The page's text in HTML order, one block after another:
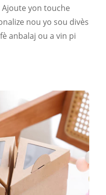
Ajoute yon touche
nou yo sou divès
anbalaj ou a vin pi